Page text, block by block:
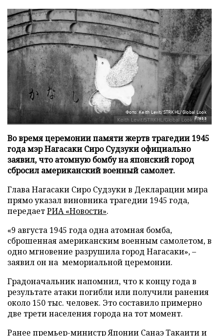
Фото: Keith Levit/STRKHL/Global Look
Press
Во время церемонии памяти жертв трагедии 1945
года мэр Нагасаки Сиро Судзуки официально
заявил, что атомную бомбу на японский город
сбросил американский военный самолет.
Глава Нагасаки Сиро Судзуки в Декларации мира
прямо указал виновника трагедии 1945 года,
передаетРИА «Новости».
«9 августа 1945 года одна атомная бомба,
сброшенная американским военным самолетом, в
одно мгновение разрушила город Нагасаки», –
заявил он на мемориальной церемонии.
Градоначальник напомнил, что к концу года в
результате атаки погибли или получили ранения
около 150 тыс. человек. Это составило примерно
две трети населения города на тот момент.
Ранее премьер-министр Японии Санаэ Такаити и